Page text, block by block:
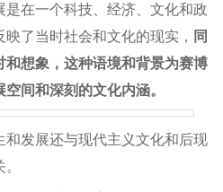
在一个科技、经济、文化和政
了当时社会和文化的现实， 同
和想象，这种语境和背景为赛博
间和深刻的文化内涵。
和发展还与现代主义文化和后现